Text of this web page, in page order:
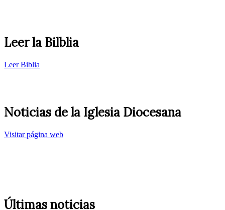
Leer la Bilblia
Leer Biblia
Noticias de la Iglesia Diocesana
Visitar página web
Últimas noticias